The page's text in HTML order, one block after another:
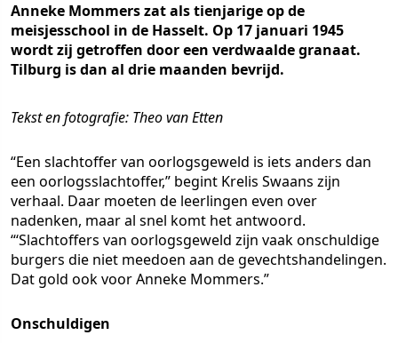
Anneke Mommers zat als tienjarige op de
meisjesschool in de Hasselt. Op 17 januari 1945
wordt zij getroffen door een verdwaalde granaat.
Tilburg is dan al drie maanden bevrijd.
Tekst en fotografie: Theo van Etten
“Een slachtoffer van oorlogsgeweld is iets anders dan
een oorlogsslachtoffer,” begint Krelis Swaans zijn
verhaal. Daar moeten de leerlingen even over
nadenken, maar al snel komt het antwoord.
“‘Slachtoffers van oorlogsgeweld zijn vaak onschuldige
burgers die niet meedoen aan de gevechtshandelingen.
Dat gold ook voor Anneke Mommers.”
Onschuldigen